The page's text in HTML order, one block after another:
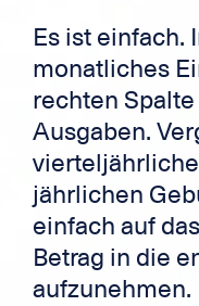
Es ist einfach.
monatliches
rechten
Ausgaben.
jährlichen
einfach auf
Betrag in die
aufzunehmen.